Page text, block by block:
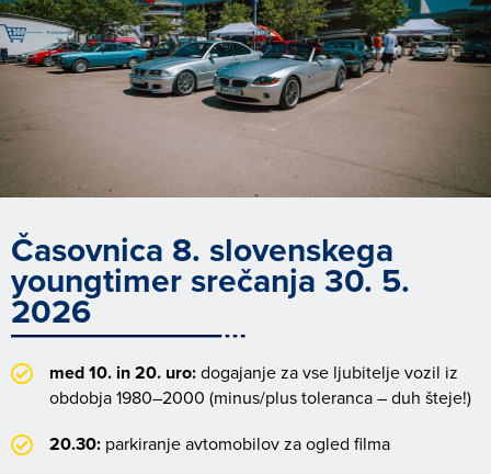
Časovnica 8. slovenskega
youngtimer srečanja 30. 5.
2026
med 10. in 20. uro:dogajanje za vse ljubitelje vozil iz
obdobja 1980–2000 (minus/plus toleranca – duh šteje!)
20.30: parkiranje avtomobilov za ogled filma